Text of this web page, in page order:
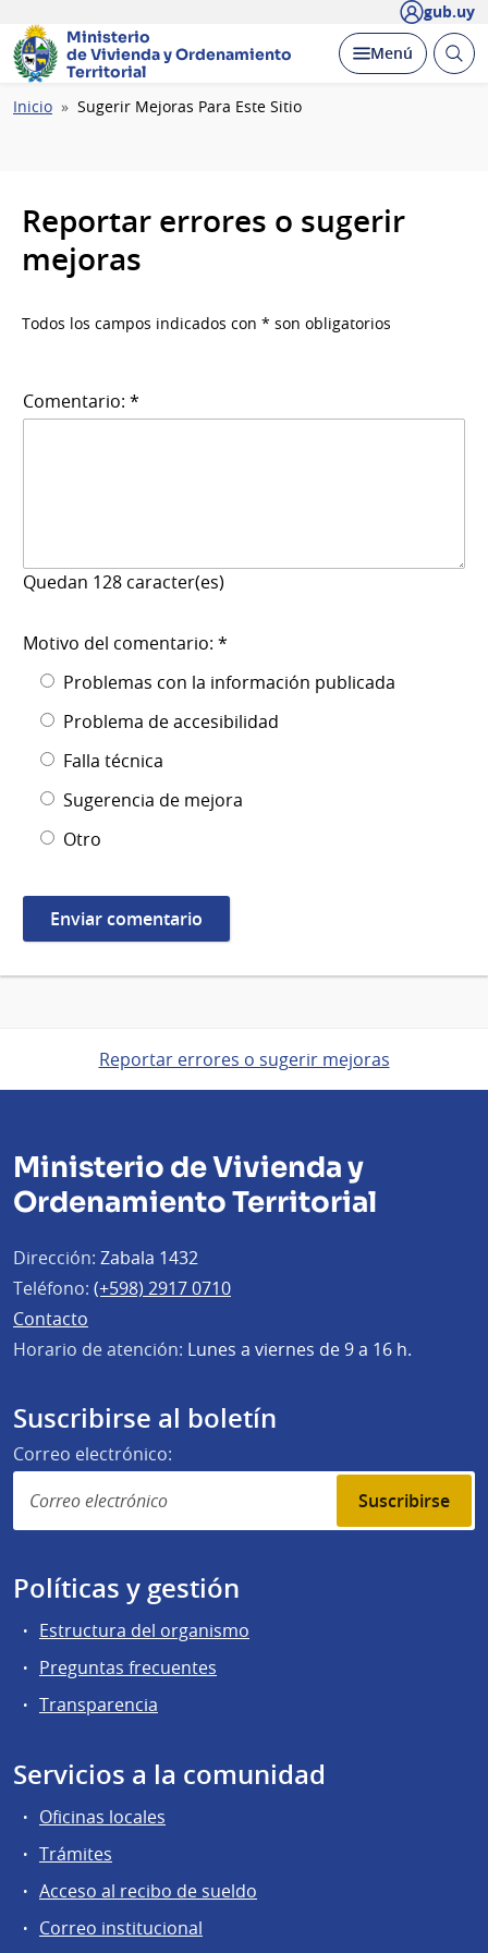
gub.uy
Ministerio
de Vivienda yOrdenamiento
Territorial
Desplegar
Menú Abrir
Ruta
Inicio Sugerir Mejoras Para Este Sitio
Reportar errores o sugerir
mejoras
Todos los campos indicados con * son obligatorios
Comentario: *
Quedan 128 caracter(es)
Motivo del comentario: *
Problemas con la información publicada
Problema de accesibilidad
Falla técnica
Sugerencia de mejora
Otro
Reportar errores o sugerir mejoras
Ministerio de Vivienda y
Ordenamiento Territorial
Dirección: Zabala 1432
Teléfono: (+598) 2917 0710
Contacto
Horario de atención: Lunes a viernes de 9 a 16 h.
Suscribirse al boletín
Correo electrónico:
Suscribirse
Políticas y gestión
Estructura del organismo
Preguntas frecuentes
Transparencia
Servicios a la comunidad
Oficinas locales
Trámites
Acceso al recibo de sueldo
Correo institucional